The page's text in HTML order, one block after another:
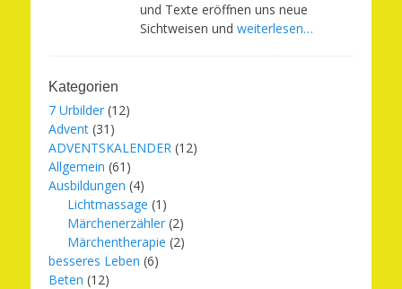
und Texte eröffnen uns neue
Sichtweisen und weiterlesen…
Kategorien
7 Urbilder (12)
Advent (31)
ADVENTSKALENDER (12)
Allgemein (61)
Ausbildungen (4)
Lichtmassage (1)
Märchenerzähler (2)
Märchentherapie (2)
besseres Leben (6)
Beten (12)